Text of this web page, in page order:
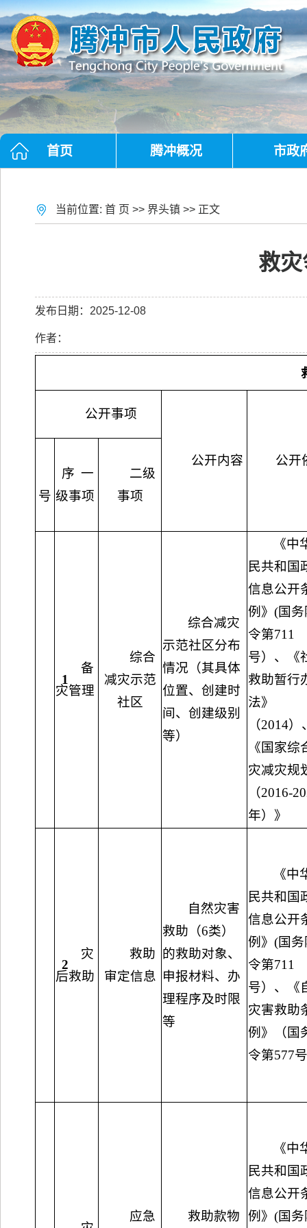
首页 腾冲概况 市政
当前位置: 首 页 >> 界头镇 >> 正文
救
发布日期：2025-12-08
作者：
公开事项
公开内容
公开
序
号
一
级事项
二级
事项
1
备
灾管理
综合
减灾示范
社区
综合减灾
示范社区分布
情况（其具体
位置、创建时
间、创建级别
等）
《中
民共和国
信息公开
例》(国务
令第711
号）、《
救助暂行
法》
（2014）
《国家综
灾减灾规
（2016-
年）》
2
灾
后救助
救助
审定信息
自然灾害
救助（6类）
的救助对象、
申报材料、办
理程序及时限
等
《中
民共和国
信息公开
例》(国务
令第711
号）、《
灾害救助
例》（国
令第577
应急 救助款物
《中
民共和国
信息公开
例》(国务